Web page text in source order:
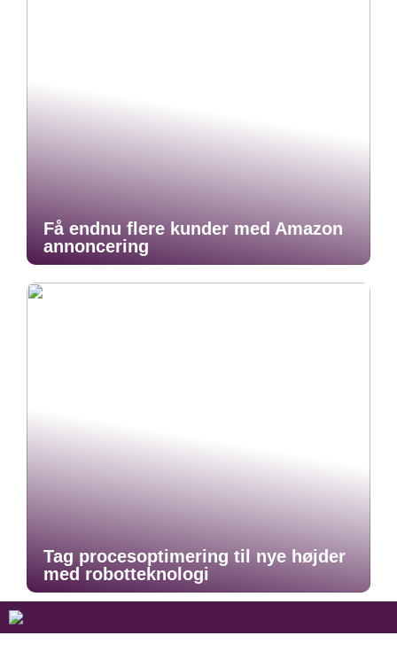
Få endnu flere kunder med Amazon
annoncering
Tag procesoptimering til nye højder
med robotteknologi